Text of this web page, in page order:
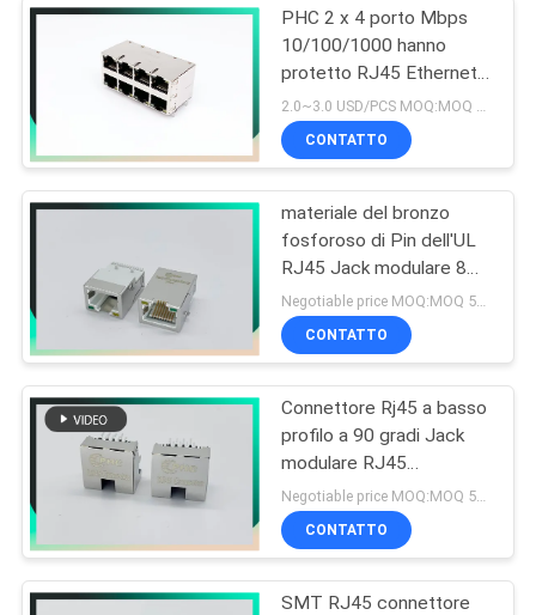
PHC 2 x 4 porto Mbps
10/100/1000 hanno
protetto RJ45 Ethernet
Jack SENZA LED
2.0~3.0 USD/PCS MOQ:MOQ 500- 5kpcs
CONTATTO
materiale del bronzo
fosforoso di Pin dell'UL
RJ45 Jack modulare 8
dello SGS 125vac
CONTATTO
Connettore Rj45 a basso
profilo a 90 gradi Jack
modulare RJ45
schermato
CONTATTO
SMT RJ45 connettore